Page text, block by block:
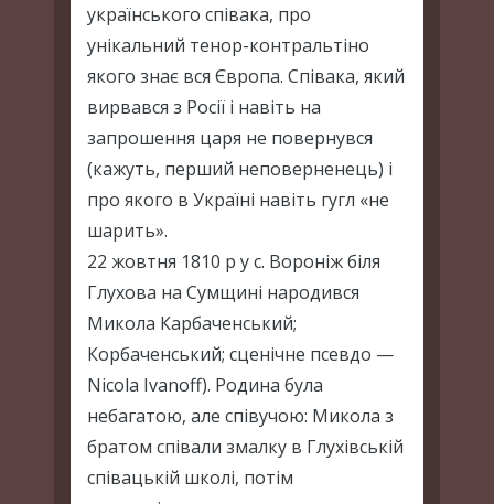
українського співака, про
унікальний тенор-контральтіно
якого знає вся Європа. Співака, який
вирвався з Росії і навіть на
запрошення царя не повернувся
(кажуть, перший неповерненець) і
про якого в Україні навіть гугл «не
шарить».
22 жовтня 1810 р у с. Вороніж біля
Глухова на Сумщині народився
Микола Карбаченський;
Корбаченський; сценічне псевдо —
Nicola Ivanoff). Родина була
небагатою, але співучою: Микола з
братом співали змалку в Глухівській
співацькій школі, потім